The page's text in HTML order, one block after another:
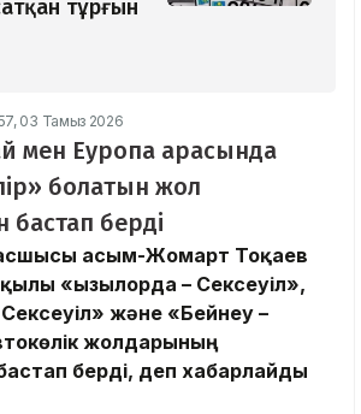
тұрғын
03 Тамыз 2026
мен Еуропа арасында
болатын жол
берді
Қасым-Жомарт Тоқаев
«Қызылорда – Сексеуіл»,
және «Бейнеу –
жолдарының
берді, деп хабарлайды